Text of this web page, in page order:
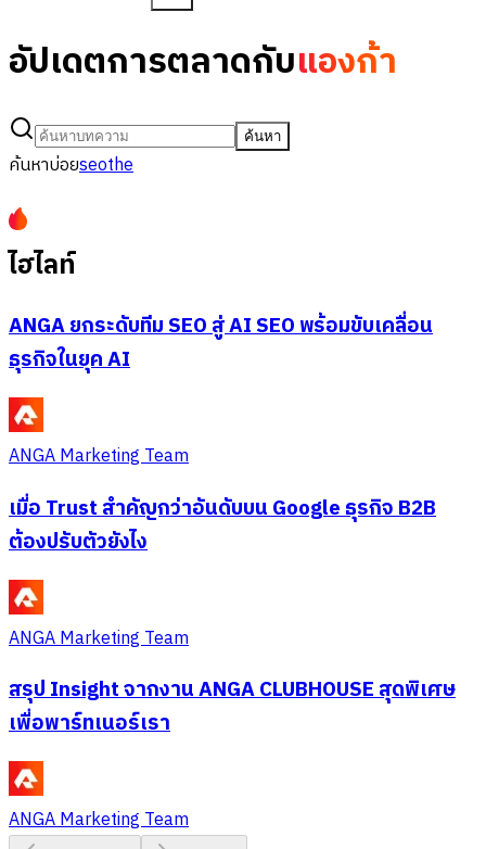
อัปเดตการตลาดกับแองก้า
ค้นหา
ค้นหาบ่อยseothe
ไฮไลท์
ANGA ยกระดับทีม SEO สู่ AI SEO พร้อมขับเคลื่อน
ธุรกิจในยุค AI
ANGA Marketing Team
เมื่อ Trust สำคัญกว่าอันดับบน Google ธุรกิจ B2B
ต้องปรับตัวยังไง
ANGA Marketing Team
สรุป Insight จากงาน ANGA CLUBHOUSE สุดพิเศษ
เพื่อพาร์ทเนอร์เรา
ANGA Marketing Team